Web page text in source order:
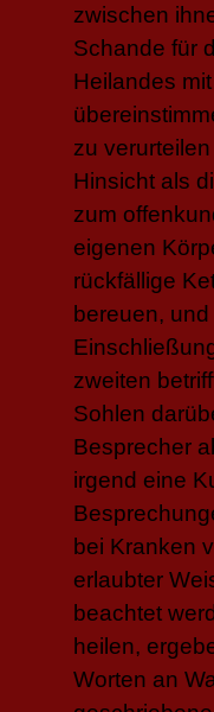
zwischen
Schande für
Heilandes
zu
Hinsicht als
zum
eigenen
rückfällige
bereuen,
zweiten
Sohlen
Besprecher
irgend eine
bei Kranken
erlaubter
beachtet
heilen,
Worten an